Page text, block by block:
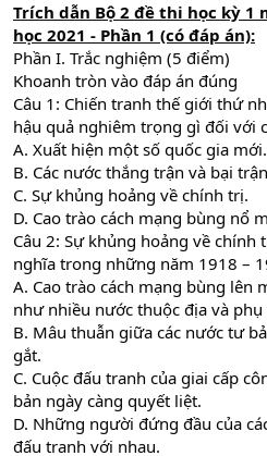
Trích dẫn Bộ 2 đề thi học kỳ 1
học 2021 - Phần 1 (có đáp án):
Phần I. Trắc nghiệm (5 điểm)
Khoanh tròn vào đáp án đúng
Câu 1: Chiến tranh thế giới thứ
hậu quả nghiêm trọng gì đối với
A. Xuất hiện một số quốc gia mới.
B. Các nước thắng trận và bại
C. Sự khủng hoảng về chính trị.
D. Cao trào cách mạng bùng nổ
Câu 2: Sự khủng hoảng về chính
nghĩa trong những năm 1918 –
A. Cao trào cách mạng bùng lên
như nhiều nước thuộc địa và phụ
B. Mâu thuẫn giữa các nước tư
gắt.
C. Cuộc đấu tranh của giai cấp
bản ngày càng quyết liệt.
D. Những người đứng đầu của
đấu tranh với nhau.